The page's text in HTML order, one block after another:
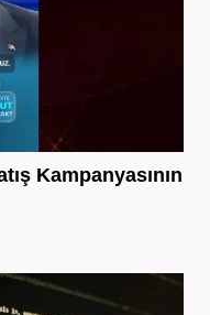
Kampanyasının